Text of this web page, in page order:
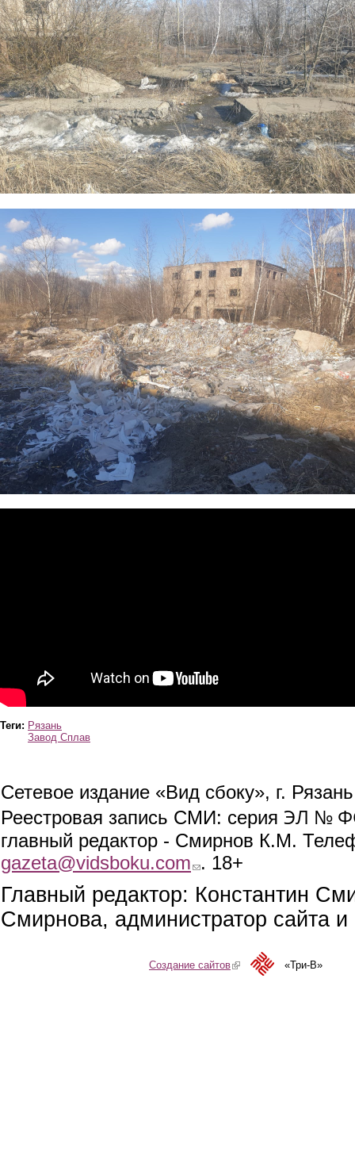
6.png
Теги: Рязань
Завод Сплав
Сетевое издание «Вид сбоку», г.
Реестровая запись СМИ: серия ЭЛ №
главный редактор - Смирнов К.М.
gazeta@vidsboku.com (link sends e-mail)
. 18+
Главный редактор: Константин
Смирнова, администратор сайта
Создание сайтов(link is external)«Три-В»